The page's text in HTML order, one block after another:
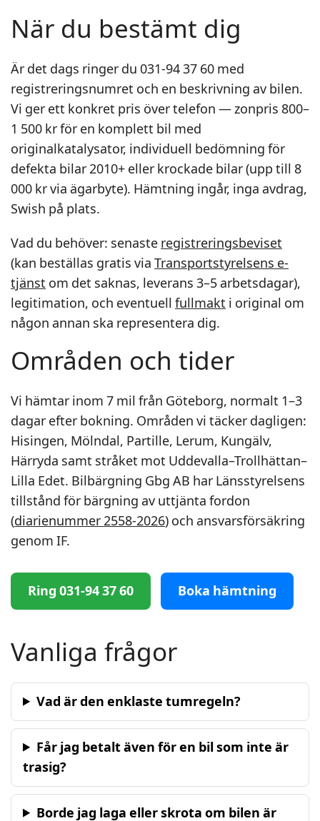
När du bestämt dig
Är det dags ringer du 031-94 37 60 med
registreringsnumret och en beskrivning av bilen.
Vi ger ett konkret pris över telefon — zonpris 800–
1 500 kr för en komplett bil med
originalkatalysator, individuell bedömning för
defekta bilar 2010+ eller krockade bilar (upp till 8
000 kr via ägarbyte). Hämtning ingår, inga avdrag,
Swish på plats.
Vad du behöver: senaste registreringsbeviset
(kan beställas gratis via Transportstyrelsens e-
tjänst om det saknas, leverans 3–5 arbetsdagar),
legitimation, och eventuell fullmakt i original om
någon annan ska representera dig.
Områden och tider
Vi hämtar inom 7 mil från Göteborg, normalt 1–3
dagar efter bokning. Områden vi täcker dagligen:
Hisingen, Mölndal, Partille, Lerum, Kungälv,
Härryda samt stråket mot Uddevalla–Trollhättan–
Lilla Edet. Bilbärgning Gbg AB har Länsstyrelsens
tillstånd för bärgning av uttjänta fordon
(diarienummer 2558-2026) och ansvarsförsäkring
genom IF.
Ring 031-94 37 60 Boka hämtning
Vanliga frågor
Vad är den enklaste tumregeln?
Får jag betalt även för en bil som inte är
trasig?
Borde jag laga eller skrota om bilen är